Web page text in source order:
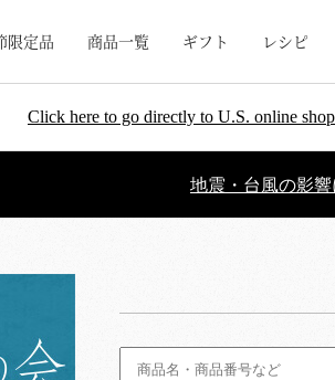
限定品 商品一覧 ギフト レシピ
Click here to go directly to U.S. online
地震・台風の影